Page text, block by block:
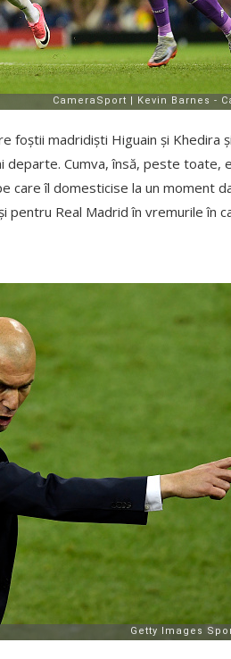
foștii madridiști Higuain și Khedira
departe. Cumva, însă, peste toate,
care îl domesticise la un moment
Real Madrid în vremurile în